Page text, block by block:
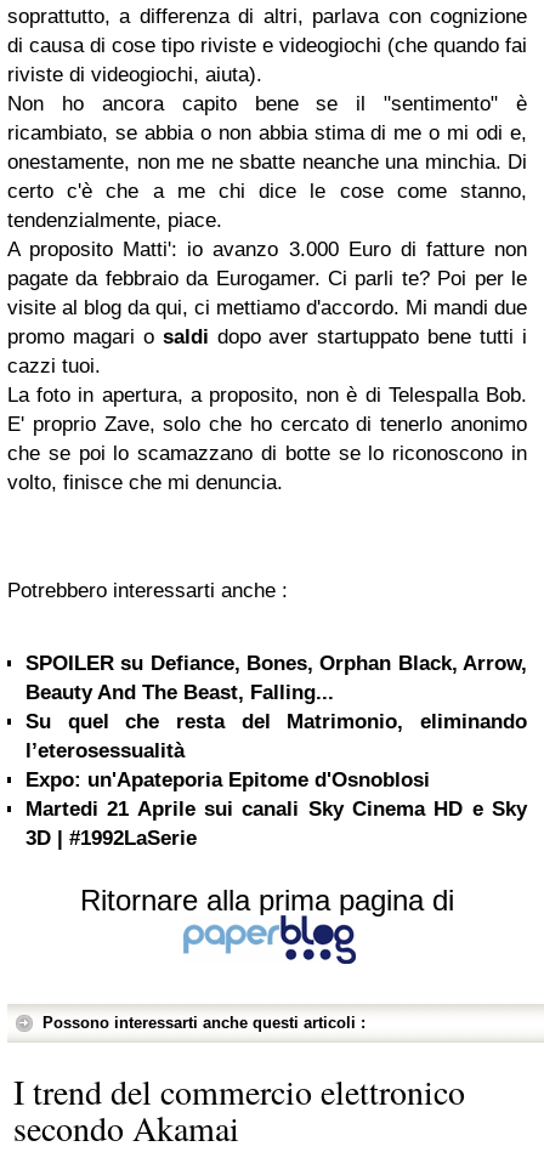
soprattutto, a differenza di altri, parlava con cognizione
di causa di cose tipo riviste e videogiochi (che quando fai
riviste di videogiochi, aiuta).
Non ho ancora capito bene se il "sentimento" è
ricambiato, se abbia o non abbia stima di me o mi odi e,
onestamente, non me ne sbatte neanche una minchia. Di
certo c'è che a me chi dice le cose come stanno,
tendenzialmente, piace.
A proposito Matti': io avanzo 3.000 Euro di fatture non
pagate da febbraio da Eurogamer. Ci parli te? Poi per le
visite al blog da qui, ci mettiamo d'accordo. Mi mandi due
promo magari o saldi dopo aver startuppato bene tutti i
cazzi tuoi.
La foto in apertura, a proposito, non è di Telespalla Bob.
E' proprio Zave, solo che ho cercato di tenerlo anonimo
che se poi lo scamazzano di botte se lo riconoscono in
volto, finisce che mi denuncia.
Potrebbero interessarti anche :
SPOILER su Defiance, Bones, Orphan Black, Arrow,
Beauty And The Beast, Falling...
Su quel che resta del Matrimonio, eliminando
l’eterosessualità
Expo: un'Apateporia Epitome d'Osnoblosi
Martedi 21 Aprile sui canali Sky Cinema HD e Sky
3D | #1992LaSerie
Ritornare alla prima pagina di
Possono interessarti anche questi articoli :
I trend del commercio elettronico
secondo Akamai